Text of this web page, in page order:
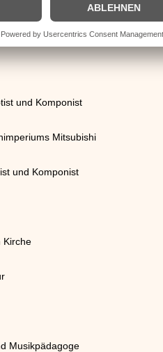
und Komponist
Mitsubishi
und Komponist
Kirche
Musikpädagoge